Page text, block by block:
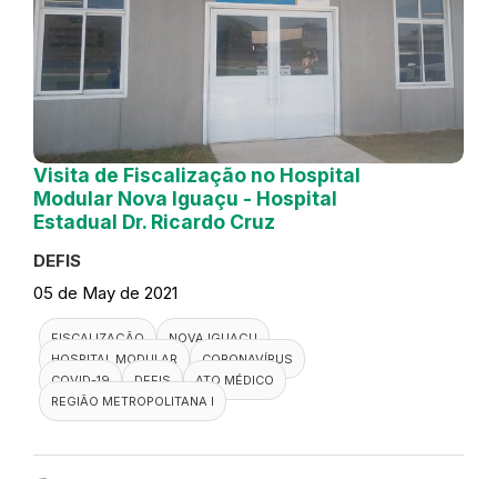
Visita de Fiscalização no Hospital
Modular Nova Iguaçu - Hospital
Estadual Dr. Ricardo Cruz
DEFIS
05 de May de 2021
FISCALIZAÇÃO
NOVA IGUAÇU
HOSPITAL MODULAR
CORONAVÍRUS
COVID-19
DEFIS
ATO MÉDICO
REGIÃO METROPOLITANA I